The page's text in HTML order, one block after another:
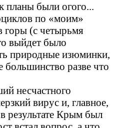
планы были огого...
по «моим»
горы (с четырьмя
выйдет было
природные изюминки,
разве что
несчастного
вирус и, главное,
результате Крым был